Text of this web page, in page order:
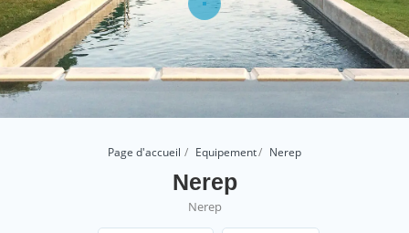
Page d'accueil Equipement Nerep
Nerep
Nerep